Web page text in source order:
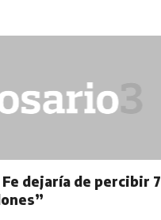
Fe dejaría de percibir 7